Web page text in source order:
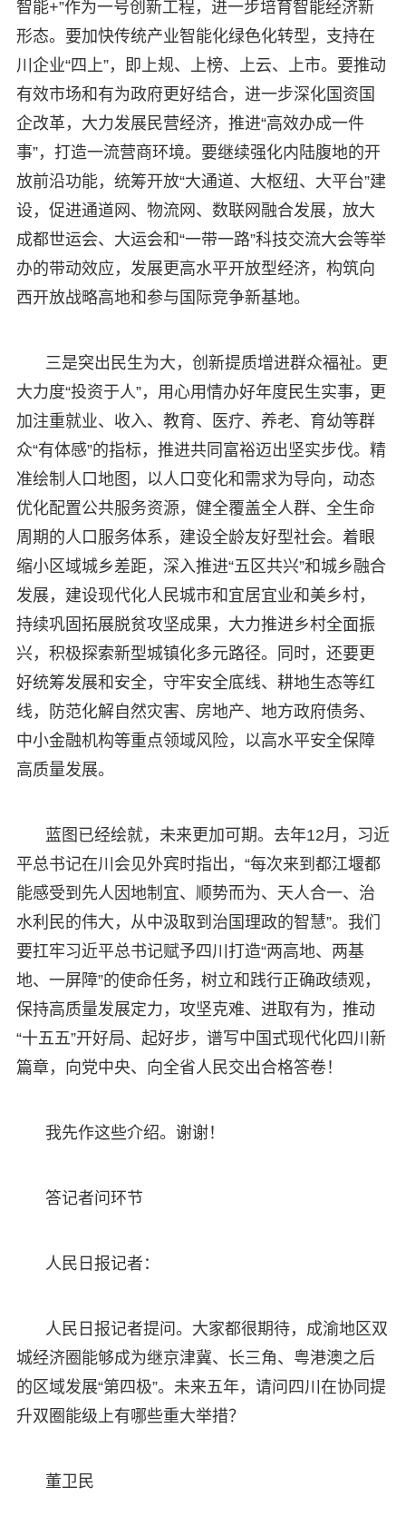
智能+”作为一号创新工程，进一步培育智能经济新
形态。要加快传统产业智能化绿色化转型，支持在
川企业“四上”，即上规、上榜、上云、上市。要推动
有效市场和有为政府更好结合，进一步深化国资国
企改革，大力发展民营经济，推进“高效办成一件
事”，打造一流营商环境。要继续强化内陆腹地的开
放前沿功能，统筹开放“大通道、大枢纽、大平台”建
设，促进通道网、物流网、数联网融合发展，放大
成都世运会、大运会和“一带一路”科技交流大会等举
办的带动效应，发展更高水平开放型经济，构筑向
西开放战略高地和参与国际竞争新基地。
三是突出民生为大，创新提质增进群众福祉。更
大力度“投资于人”，用心用情办好年度民生实事，更
加注重就业、收入、教育、医疗、养老、育幼等群
众“有体感”的指标，推进共同富裕迈出坚实步伐。精
准绘制人口地图，以人口变化和需求为导向，动态
优化配置公共服务资源，健全覆盖全人群、全生命
周期的人口服务体系，建设全龄友好型社会。着眼
缩小区域城乡差距，深入推进“五区共兴”和城乡融合
发展，建设现代化人民城市和宜居宜业和美乡村，
持续巩固拓展脱贫攻坚成果，大力推进乡村全面振
兴，积极探索新型城镇化多元路径。同时，还要更
好统筹发展和安全，守牢安全底线、耕地生态等红
线，防范化解自然灾害、房地产、地方政府债务、
中小金融机构等重点领域风险，以高水平安全保障
高质量发展。
蓝图已经绘就，未来更加可期。去年12月，习近
平总书记在川会见外宾时指出，“每次来到都江堰都
能感受到先人因地制宜、顺势而为、天人合一、治
水利民的伟大，从中汲取到治国理政的智慧”。我们
要扛牢习近平总书记赋予四川打造“两高地、两基
地、一屏障”的使命任务，树立和践行正确政绩观，
保持高质量发展定力，攻坚克难、进取有为，推动
“十五五”开好局、起好步，谱写中国式现代化四川新
篇章，向党中央、向全省人民交出合格答卷！
我先作这些介绍。谢谢！
答记者问环节
人民日报记者：
人民日报记者提问。大家都很期待，成渝地区双
城经济圈能够成为继京津冀、长三角、粤港澳之后
的区域发展“第四极”。未来五年，请问四川在协同提
升双圈能级上有哪些重大举措？
董卫民